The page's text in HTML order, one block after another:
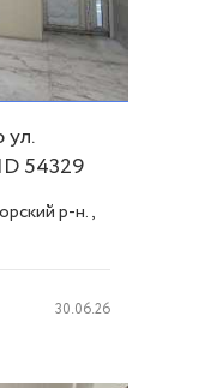
54329
р-н.,
30.06.26